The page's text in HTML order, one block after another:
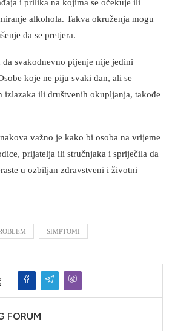
i prilika na kojima se očekuje ili
alkohola. Takva okruženja mogu
da se pretjera.
da svakodnevno pijenje nije jedini
koje ne piju svaki dan, ali se
izlazaka ili društvenih okupljanja, takođe
važno je kako bi osoba na vrijeme
prijatelja ili stručnjaka i spriječila da
u ozbiljan zdravstveni i životni
SIMPTOMI
FORUM